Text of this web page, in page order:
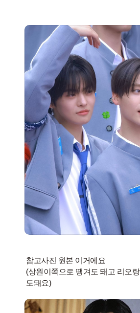
참고사진 원본 이거에요
(상원이쪽으로 땡겨도 돼고 리오
도돼요)